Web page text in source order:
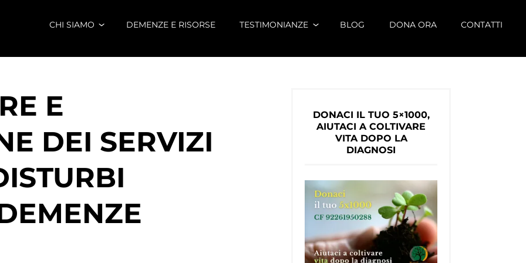
CHI SIAMO DEMENZE E RISORSE TESTIMONIANZE BLOG DONA ORA CONTATTI
E
DEI SERVIZI
DONACI IL TUO 5×1000,
AIUTACI A COLTIVARE
VITA DOPO LA
DIAGNOSI